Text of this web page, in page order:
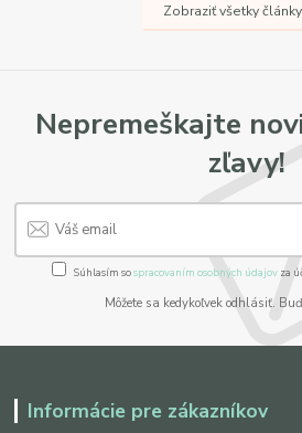
Zobraziť všetky články
Nepremeškajte
zľavy!
Súhlasím sospracovaním osobných údajov za
Môžete sa kedykoľvek odhlásiť.
Informácie pre zákazníkov